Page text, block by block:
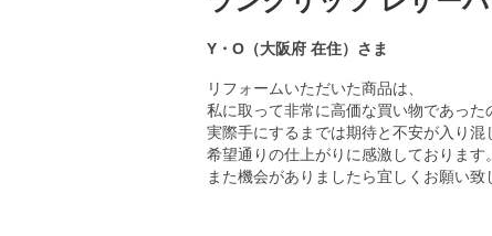
Y・O（大阪府 在住）さま
リフォームいただいた商品は、
私に取って非常に高価な買い物であった
実際手にするまでは期待と不安が入り混
希望通りの仕上がりに感激しております。
また機会がありましたら宜しくお願い致